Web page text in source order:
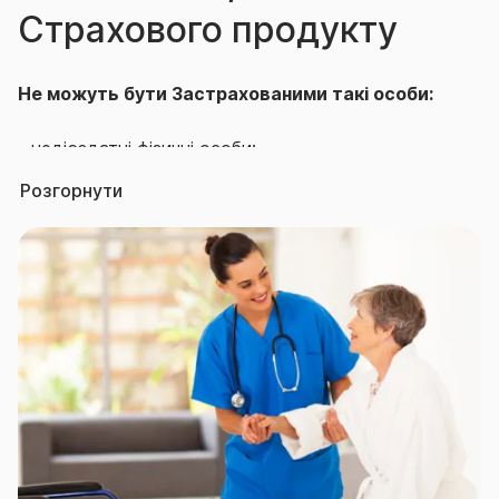
Страхового продукту
Не можуть бути Застрахованими такі особи:
- недієздатні фізичні особи;
- інваліди І групи та непрацюючі інваліди ІІ групи;
- особи, які знаходяться на обліку в наркологічних,
психоневрологічних, туберкульозних, шкірно-
венерологічних диспансерах та в онкологічних
диспансерах з приводу злоякісних пухлин; хворі на
тяжкі нервові та психічні хвороби (епілепсію,
шизофренію);
- онкологічні хворі, хворі з тяжкими формами
захворювань серцево-судинної системи, хворі на
Розгорнути